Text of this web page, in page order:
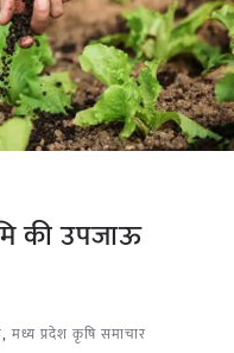
की उपजाऊ
, मध्य प्रदेश कृषि समाचार